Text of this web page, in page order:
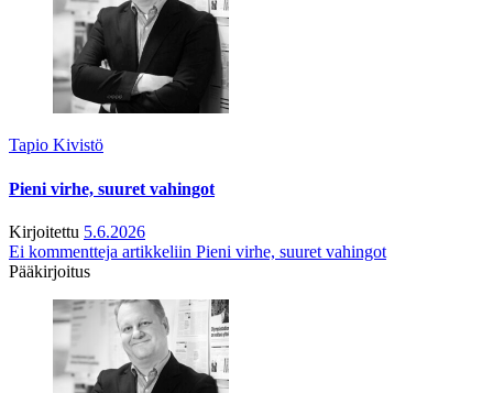
Tapio Kivistö
Pieni virhe, suuret vahingot
Kirjoitettu 5.6.2026
Ei kommentteja artikkeliin Pieni virhe, suuret vahingot
Pääkirjoitus